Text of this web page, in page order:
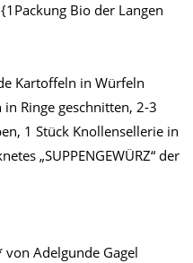
{1Packung Bio der Langen
Kartoffeln in Würfeln
Ringe geschnitten, 2-3
1 Stück Knollensellerie in
„SUPPENGEWÜRZ“ der
von Adelgunde Gagel